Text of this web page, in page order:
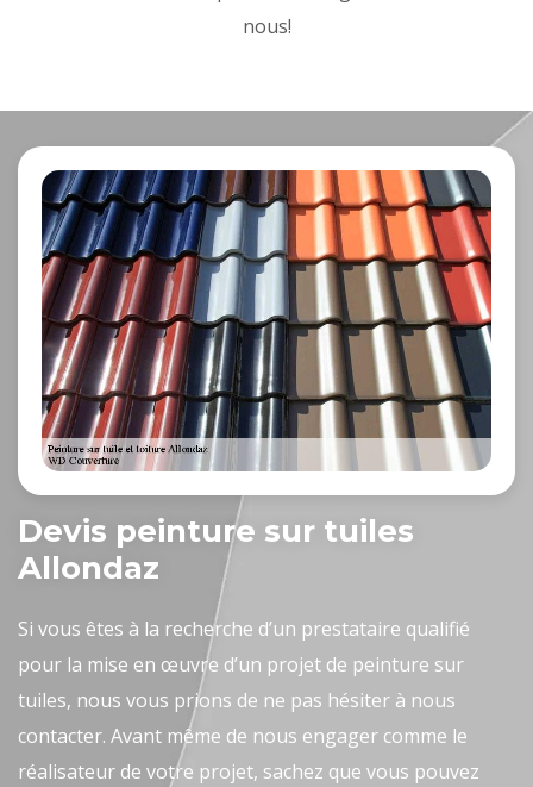
nous!
Devis peinture sur tuiles
Allondaz
Si vous êtes à la recherche d’un prestataire qualifié
pour la mise en œuvre d’un projet de peinture sur
tuiles, nous vous prions de ne pas hésiter à nous
contacter. Avant même de nous engager comme le
réalisateur de votre projet, sachez que vous pouvez